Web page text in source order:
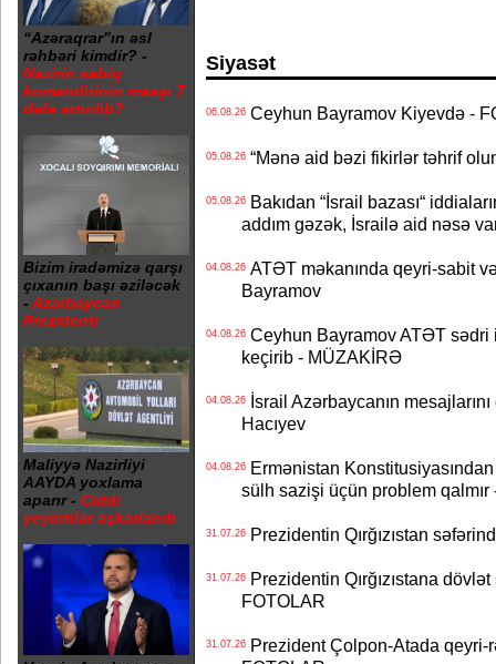
“Azəraqrar”ın əsl
rəhbəri kimdir? -
Nazirin sabiq
komandirinin maaşı 7
dəfə artırılıb?
Bizim iradəmizə qarşı
çıxanın başı əziləcək
- Azərbaycan
Prezidenti
Maliyyə Nazirliyi
AAYDA yoxlama
aparır - Ciddi
yeyintilər aşkarlanıb
Siyasət
06.08.26Ceyhun Bayramov Kiyevdə -
05.08.26“Mənə aid bəzi fikirlər təhrif
05.08.26Bakıdan “İsrail bazası“
addım gəzək, İsrailə aid nəsə
04.08.26ATƏT məkanında qeyri-sabit
Bayramov
04.08.26Ceyhun Bayramov ATƏT sədri
keçirib - MÜZAKİRƏ
04.08.26İsrail Azərbaycanın
Hacıyev
04.08.26Ermənistan Konstitusiyasından
sülh sazişi üçün problem qalmır
31.07.26Prezidentin Qırğızıstan
31.07.26Prezidentin Qırğızıstana dövlət
FOTOLAR
31.07.26Prezident Çolpon-Atada qeyri-